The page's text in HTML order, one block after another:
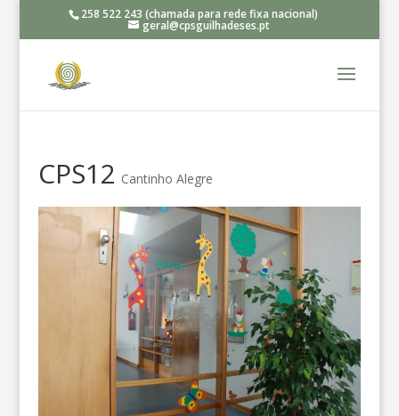
258 522 243 (chamada para rede fixa nacional)
geral@cpsguilhadeses.pt
CPS12 Cantinho Alegre